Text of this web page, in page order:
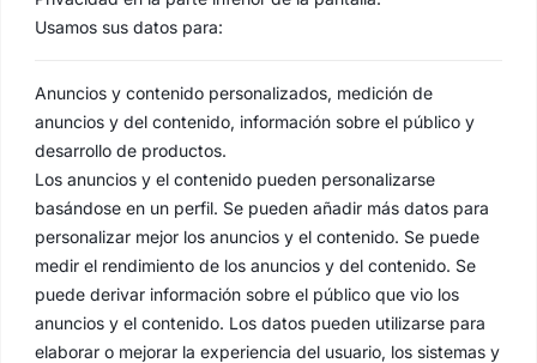
Usamos sus datos para:
Anuncios y contenido personalizados, medición de
anuncios y del contenido, información sobre el público y
desarrollo de productos.
Los anuncios y el contenido pueden personalizarse
basándose en un perfil. Se pueden añadir más datos para
personalizar mejor los anuncios y el contenido. Se puede
medir el rendimiento de los anuncios y del contenido. Se
puede derivar información sobre el público que vio los
anuncios y el contenido. Los datos pueden utilizarse para
elaborar o mejorar la experiencia del usuario, los sistemas y